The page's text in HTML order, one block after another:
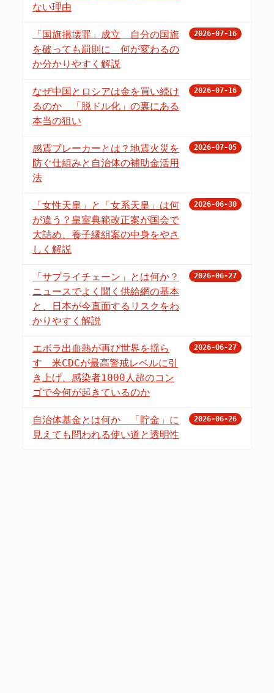
ない理由
「国旗損壊罪」成立 自分の国旗
を破っても罰則に 何が変わるの
か分かりやすく解説
2026-07-16
なぜ中国とロシアは金を買い続け
るのか 「脱ドル化」の裏にある
本当の狙い
2026-07-16
感震ブレーカーとは？地震火災を
防ぐ仕組みと自治体の補助金活用
法
2026-07-05
「女性天皇」と「女系天皇」は何
が違う？皇室典範改正案が国会で
大詰め、養子縁組案の中身をやさ
しく解説
2026-06-30
「サプライチェーン」とは何か？
ニュースでよく聞く供給網の基本
と、日本が今直面するリスクをわ
かりやすく解説
2026-06-27
エボラ出血熱が再び世界を揺ら
す 米CDCが最高警戒レベルに引
き上げ、感染者1000人超のコン
ゴで今何が起きているのか
2026-06-27
自治体基金とは何か 「貯金」に
見えても問われる使い道と透明性
2026-06-26